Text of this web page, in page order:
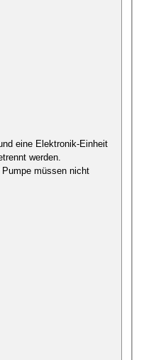
eine Elektronik-Einheit
werden.
müssen nicht